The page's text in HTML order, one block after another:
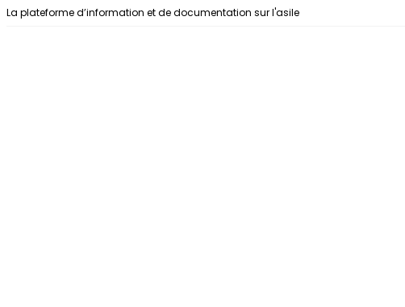
Aller au contenu
La plateforme d’information et de documentation sur l'asile